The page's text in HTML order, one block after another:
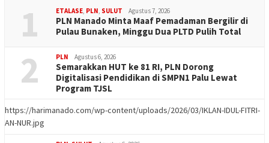
1 ETALASE PLN SULUT Agustus 7, 2026
PLN Manado Minta Maaf Pemadaman Bergilir di
Pulau Bunaken, Minggu Dua PLTD Pulih Total
2 PLN Agustus 6, 2026
Semarakkan HUT ke 81 RI, PLN Dorong
Digitalisasi Pendidikan di SMPN1 Palu Lewat
Program TJSL
https://harimanado.com/wp-content/uploads/2026/03/IKLAN-IDUL-FITRI-
AN-NUR.jpg